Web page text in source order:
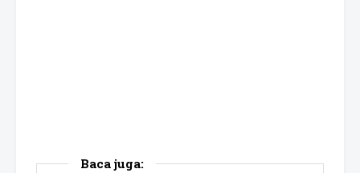
Baca juga: